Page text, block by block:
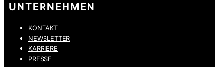
UNTERNEHMEN
KONTAKT
NEWSLETTER
KARRIERE
PRESSE